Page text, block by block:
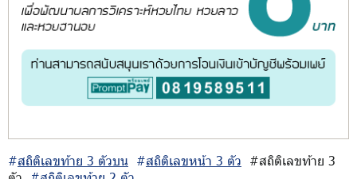
#สถิติเลขท้าย 3 ตัวบน #สถิติเลขหน้า 3 ตัว #สถิติเลขท้าย 3